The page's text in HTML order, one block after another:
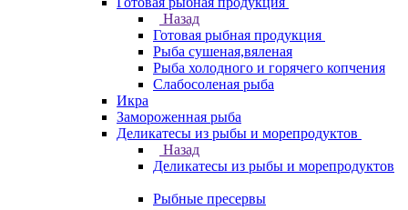
Назад
Готовая рыбная продукция
Рыба сушеная,вяленая
Рыба холодного и горячего копчения
Слабосоленая рыба
Икра
Замороженная рыба
Деликатесы из рыбы и морепродуктов
Назад
Деликатесы из рыбы и морепродуктов
Рыбные пресервы